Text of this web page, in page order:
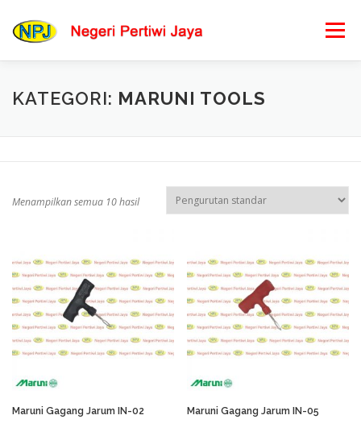
konten
Menu
BERANDA PRODUK KAMI PESAN BARANG
KATEGORI: MARUNI TOOLS
Menampilkan semua 10 hasil
Maruni Gagang Jarum IN-02 Maruni Gagang Jarum IN-05